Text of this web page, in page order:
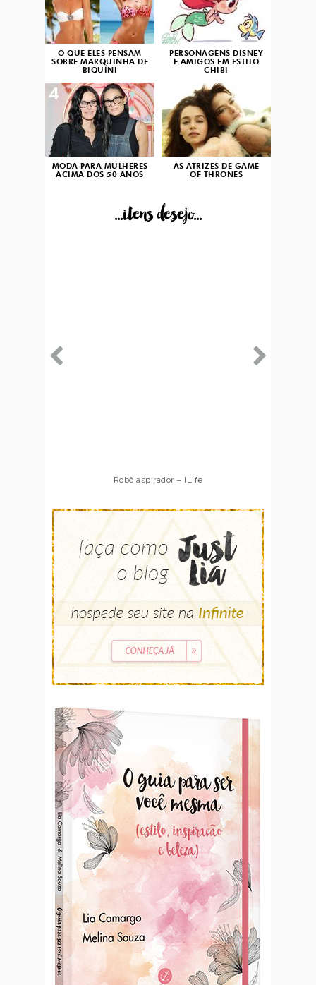
O QUE ELES PENSAM
SOBRE MARQUINHA DE
BIQUÍNI
PERSONAGENS DISNEY
E AMIGOS EM ESTILO
CHIBI
MODA PARA MULHERES
ACIMA DOS 50 ANOS
4
AS ATRIZES DE GAME
OF THRONES
...itens desejo...
Robô aspirador – ILife